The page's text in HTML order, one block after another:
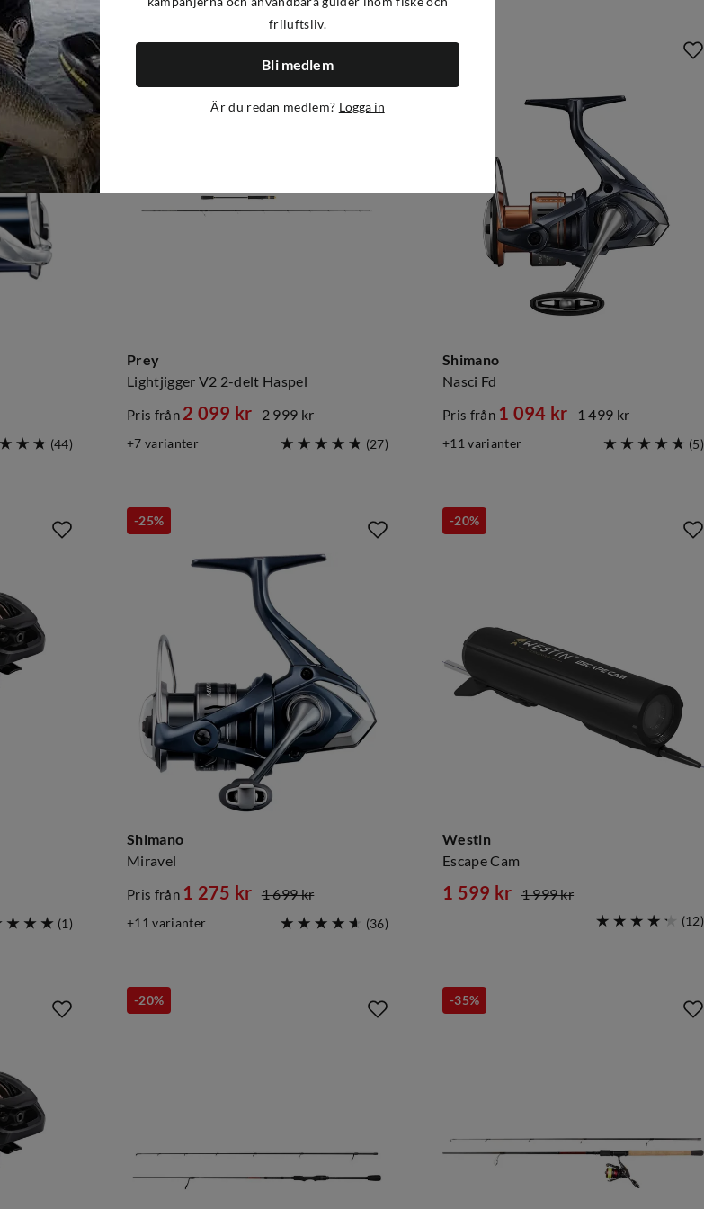
(44)
Prey
Lightjigger V2 2-delt Haspel
-30%
price
Pris från 2 099 kr
price
2 999 kr
7 varianter (27)
Shimano
Nasci Fd
-27%
price
Pris från 1 094 kr
price
1 499 kr
11 varianter (5)
(1)
Shimano
Miravel
-25%
price
Pris från 1 275 kr
price
1 699 kr
11 varianter (36)
Westin
Escape Cam
-20%
1 599 kr 1 999 kr
(12)
-20% -35%
friluftsliv.
Bli medlem
Är du redan medlem? Logga in